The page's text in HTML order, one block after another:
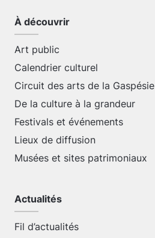
À découvrir
Art public
Calendrier culturel
Circuit des arts de la Gaspésie
De la culture à la grandeur
Festivals et événements
Lieux de diffusion
Musées et sites patrimoniaux
Actualités
Fil d’actualités